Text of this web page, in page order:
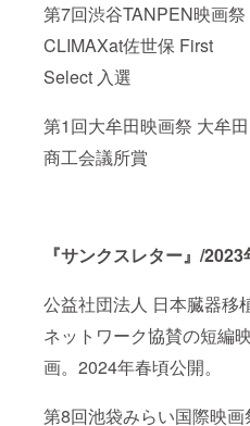
第7回渋谷TANPEN映画祭
CLIMAXat佐世保 First
Select 入選
第1回大牟田映画祭 大牟田
商工会議所賞
『サンクスレター』/2023
公益社団法人 日本臓器移
ネットワーク協賛の短編映
画。2024年春頃公開。
第8回池袋みらい国際映画